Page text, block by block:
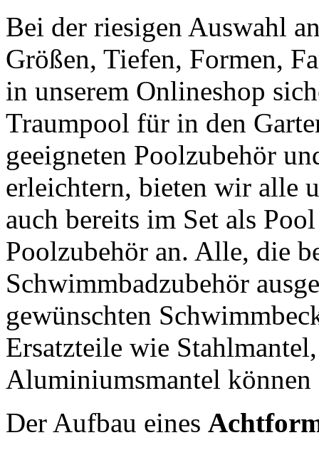
Bei der riesigen Auswahl
Größen, Tiefen, Formen,
in unserem Onlineshop
Traumpool für in den
geeigneten Poolzubehör
erleichtern, bieten wir alle
auch bereits im Set als
Poolzubehör an. Alle, die
Schwimmbadzubehör
gewünschten
Ersatzteile wie
Aluminiumsmantel können
Der Aufbau eines